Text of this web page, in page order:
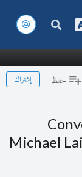
حفظ إشتراك
Michael